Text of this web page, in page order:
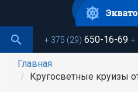
основному
содержанию+ 375 (29) 650-16-69 +
Главная
Кругосветные круизы